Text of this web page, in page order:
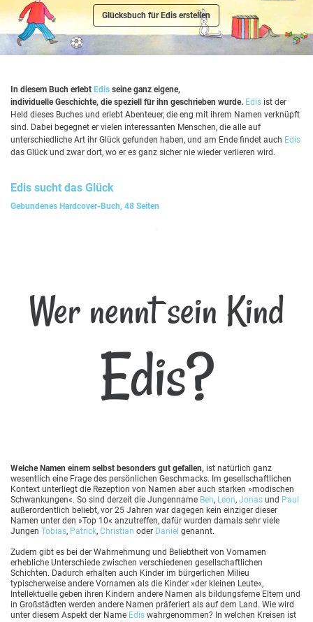
Glücksbuch für Edis erstellen
In diesem Buch erlebt Edis seine ganz eigene,
individuelle Geschichte, die speziell für ihn geschrieben wurde. Edis ist der
Held dieses Buches und erlebt Abenteuer, die eng mit ihrem Namen verknüpft
sind. Dabei begegnet er vielen interessanten Menschen, die alle auf
unterschiedliche Art ihr Glück gefunden haben, und am Ende findet auch Edis
das Glück und zwar dort, wo er es ganz sicher nie wieder verlieren wird.
Edis sucht das Glück
Gebundenes Hardcover-Buch, 48 Seiten
Wer nennt sein Kind
Edis?
Welche Namen einem selbst besonders gut gefallen, ist natürlich ganz
wesentlich eine Frage des persönlichen Geschmacks. Im gesellschaftlichen
Kontext unterliegt die Rezeption von Namen aber auch starken »modischen
Schwankungen«. So sind derzeit die Jungenname Ben, Leon, Jonas und Paul
außerordentlich beliebt, vor 25 Jahren war dagegen kein einziger dieser
Namen unter den »Top 10« anzutreffen, dafür wurden damals sehr viele
Jungen Tobias, Patrick, Christian oder Daniel genannt.
Zudem gibt es bei der Wahrnehmung und Beliebtheit von Vornamen
erhebliche Unterschiede zwischen verschiedenen gesellschaftlichen
Schichten. Dadurch erhalten auch Kinder im bürgerlichen Milieu
typischerweise andere Vornamen als die Kinder »der kleinen Leute«,
Intellektuelle geben ihren Kindern andere Namen als bildungsferne Eltern und
in Großstädten werden andere Namen präferiert als auf dem Land. Wie wird
unter diesem Aspekt der Name Edis wahrgenommen? In welchen Kreisen ist